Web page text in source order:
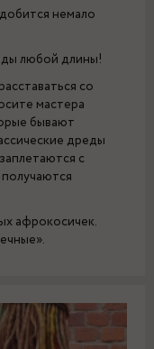
немало
любой длины!
со
мастера
бывают
дреды
с
афрокосичек.